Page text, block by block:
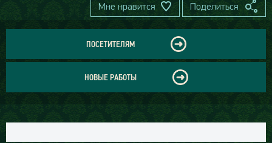
Мне нравится Поделиться
ПОСЕТИТЕЛЯМ
НОВЫЕ РАБОТЫ